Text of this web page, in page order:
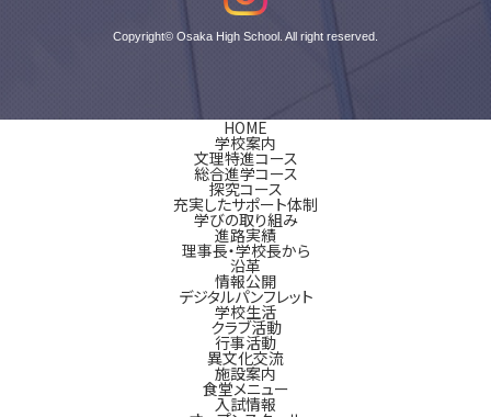
Copyright© Osaka High School. All right reserved.
HOME
学校案内
文理特進コース
総合進学コース
探究コース
充実したサポート体制
学びの取り組み
進路実績
理事長・学校長から
沿革
情報公開
デジタルパンフレット
学校生活
クラブ活動
行事活動
異文化交流
施設案内
食堂メニュー
入試情報